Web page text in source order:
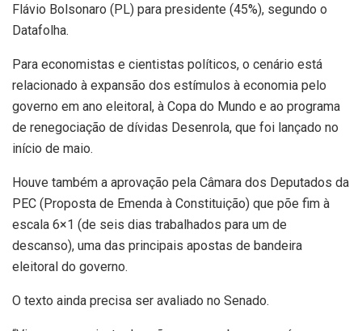
Flávio Bolsonaro (PL) para presidente (45%), segundo o
Datafolha.
Para economistas e cientistas políticos, o cenário está
relacionado à expansão dos estímulos à economia pelo
governo em ano eleitoral, à Copa do Mundo e ao programa
de renegociação de dívidas Desenrola, que foi lançado no
início de maio.
Houve também a aprovação pela Câmara dos Deputados da
PEC (Proposta de Emenda à Constituição) que põe fim à
escala 6×1 (de seis dias trabalhados para um de
descanso), uma das principais apostas de bandeira
eleitoral do governo.
O texto ainda precisa ser avaliado no Senado.